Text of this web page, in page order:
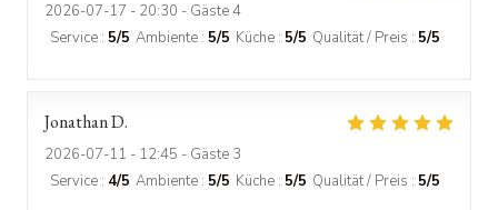
2026-07-17 - 20:30 - Gäste 4
Service : 5/5 Ambiente : 5/5 Küche : 5/5 Qualität / Preis : 5/5
JonathanD
2026-07-11 - 12:45 - Gäste 3
Service : 4/5 Ambiente : 5/5 Küche : 5/5 Qualität / Preis : 5/5